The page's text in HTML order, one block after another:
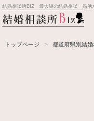
結婚相談所BIZ 最大級の結婚相談・婚活
トップページ 都道府県別結